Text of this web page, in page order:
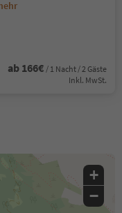
ab 166€ / 1 Nacht / 2 Gäste
Inkl. MwSt.
+
−